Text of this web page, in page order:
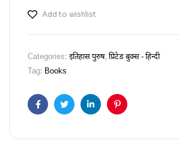
Add to wishlist
Categories: इतिहास पुरुष,प्रिंटेड बुक्स - हिन्दी
Tag: Books
FacebookTwitterLinkedinPinterest